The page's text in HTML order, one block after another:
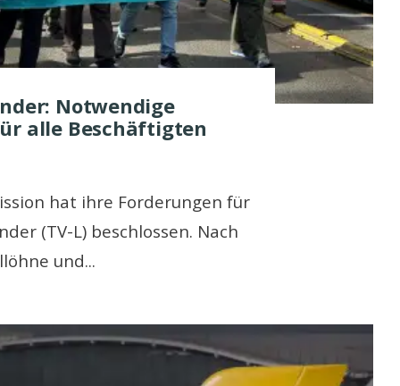
Notwendige
alle Beschäftigten
hat ihre Forderungen für
(TV-L) beschlossen. Nach
und...